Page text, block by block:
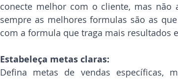
conecte melhor com o cliente, mas
sempre as melhores formulas são as
com a formula que traga mais resultados
Estabeleça metas claras:
Defina metas de vendas específicas,